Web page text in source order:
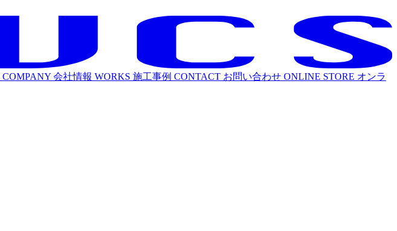
COMPANY 会社情報 WORKS 施工事例 CONTACT お問い合わせ ONLINE STORE オンラ